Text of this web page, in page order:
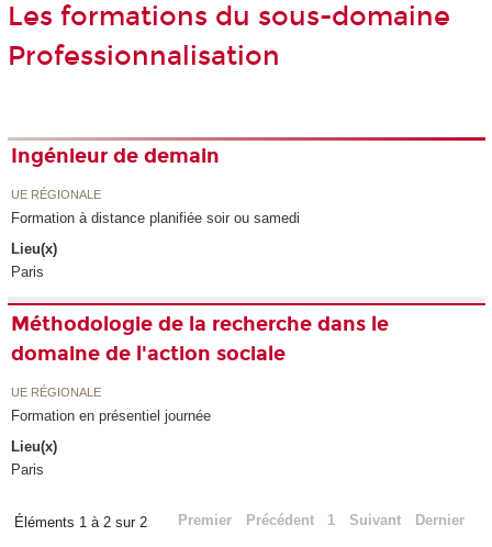
Les formations du sous-domaine
Professionnalisation
Ingénieur de demain
UE RÉGIONALE
Formation à distance planifiée soir ou samedi
Lieu(x)
Paris
Méthodologie de la recherche dans le
domaine de l'action sociale
UE RÉGIONALE
Formation en présentiel journée
Lieu(x)
Paris
Éléments 1 à 2 sur 2 Premier Précédent 1 Suivant Dernier